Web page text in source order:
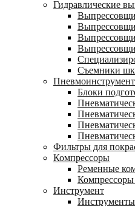
Гидравлические
Cъемники
Пневмоинструмент
Блоки
Фильтры для
Компрессоры
Ременные
Инструмент
Инструменты